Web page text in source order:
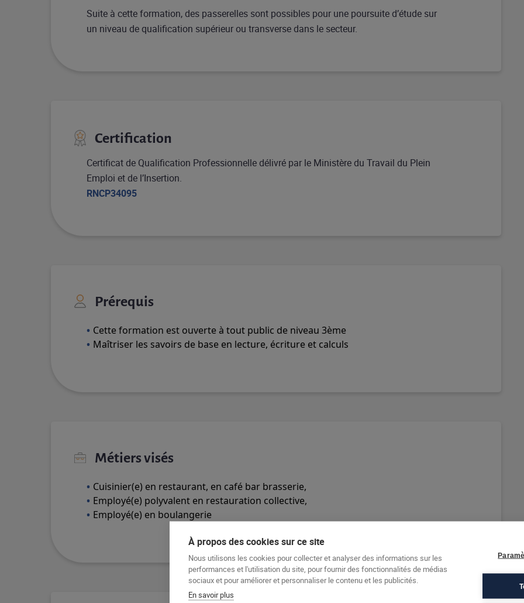
Suite à cette formation, des passerelles sont possibles pour une poursuite d’étude sur
un niveau de qualification supérieur ou transverse dans le secteur.
Certification
Certificat de Qualification Professionnelle délivré par le Ministère du Travail du Plein
Emploi et de l’Insertion.
RNCP34095
Prérequis
Cette formation est ouverte à tout public de niveau 3ème
Maîtriser les savoirs de base en lecture, écriture et calculs
Métiers visés
Cuisinier(e) en restaurant, en café bar brasserie,
Employé(e) polyvalent en restauration collective,
Employé(e) en boulangerie
À propos des cookies sur ce site
Nous utilisons les cookies pour collecter et analyser des informations sur les
performances et l'utilisation du site, pour fournir des fonctionnalités de médias
sociaux et pour améliorer et personnaliser le contenu et les publicités.
En savoir plus